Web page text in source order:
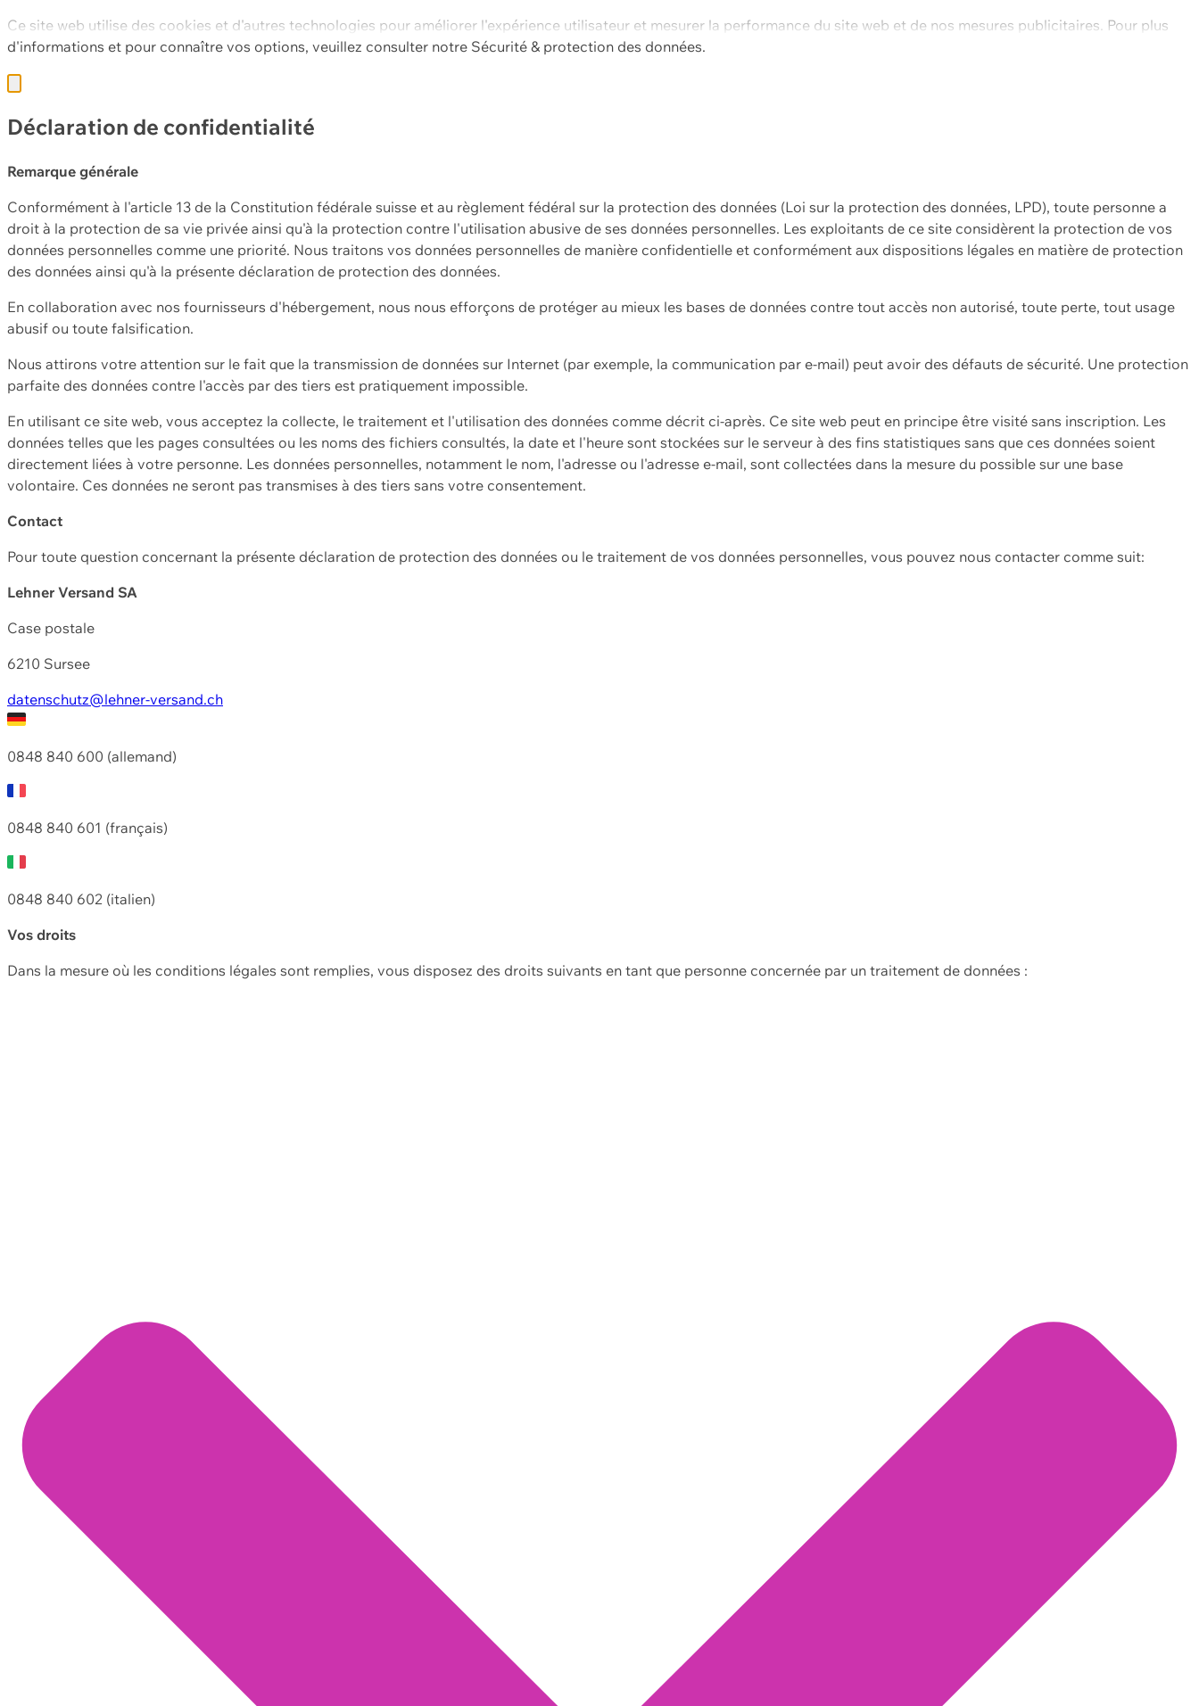
Ce site web utilise des cookies et d'autres technologies pour améliorer l'expérience utilisateur et mesurer la performance du site web et de nos mesures publicitaires. Pour plus
d'informations et pour connaître vos options, veuillez consulter notre Sécurité & protection des données.
Déclaration de confidentialité
Remarque générale
Conformément à l'article 13 de la Constitution fédérale suisse et au règlement fédéral sur la protection des données (Loi sur la protection des données, LPD), toute personne a
droit à la protection de sa vie privée ainsi qu'à la protection contre l'utilisation abusive de ses données personnelles. Les exploitants de ce site considèrent la protection de vos
données personnelles comme une priorité. Nous traitons vos données personnelles de manière confidentielle et conformément aux dispositions légales en matière de protection
des données ainsi qu'à la présente déclaration de protection des données.
En collaboration avec nos fournisseurs d'hébergement, nous nous efforçons de protéger au mieux les bases de données contre tout accès non autorisé, toute perte, tout usage
abusif ou toute falsification.
Nous attirons votre attention sur le fait que la transmission de données sur Internet (par exemple, la communication par e-mail) peut avoir des défauts de sécurité. Une protection
parfaite des données contre l'accès par des tiers est pratiquement impossible.
En utilisant ce site web, vous acceptez la collecte, le traitement et l'utilisation des données comme décrit ci-après. Ce site web peut en principe être visité sans inscription. Les
données telles que les pages consultées ou les noms des fichiers consultés, la date et l'heure sont stockées sur le serveur à des fins statistiques sans que ces données soient
directement liées à votre personne. Les données personnelles, notamment le nom, l'adresse ou l'adresse e-mail, sont collectées dans la mesure du possible sur une base
volontaire. Ces données ne seront pas transmises à des tiers sans votre consentement.
Contact
Pour toute question concernant la présente déclaration de protection des données ou le traitement de vos données personnelles, vous pouvez nous contacter comme suit:
Lehner Versand SA
Case postale
6210 Sursee
datenschutz@lehner-versand.ch
0848 840 600 (allemand)
0848 840 601 (français)
0848 840 602 (italien)
Vos droits
Dans la mesure où les conditions légales sont remplies, vous disposez des droits suivants en tant que personne concernée par un traitement de données :